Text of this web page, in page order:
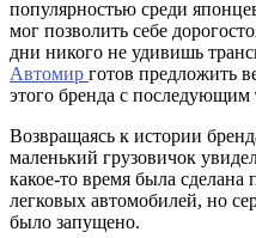
популярностью среди
мог позволить себе
дни никого не удивишь
Автомир готов предложить
этого бренда с последующим
Возвращаясь к истории
маленький грузовичок
какое-то время была сделана
легковых автомобилей, но
было запущено.